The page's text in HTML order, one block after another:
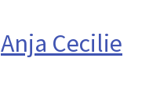
Anja Cecilie